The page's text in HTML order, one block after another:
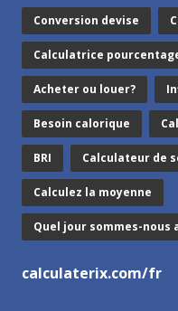
Conversion devise
Calculatrice
Acheter ou louer?
Besoin calorique
BRI Calculateur de
Calculez la moyenne
Quel jour sommes-nous
calculaterix.com/fr